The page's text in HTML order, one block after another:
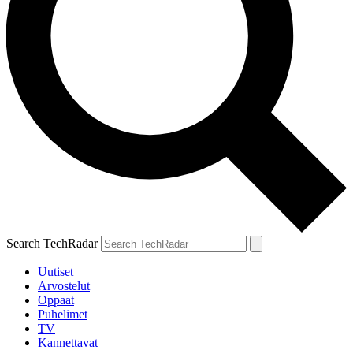
Search TechRadar
Uutiset
Arvostelut
Oppaat
Puhelimet
TV
Kannettavat